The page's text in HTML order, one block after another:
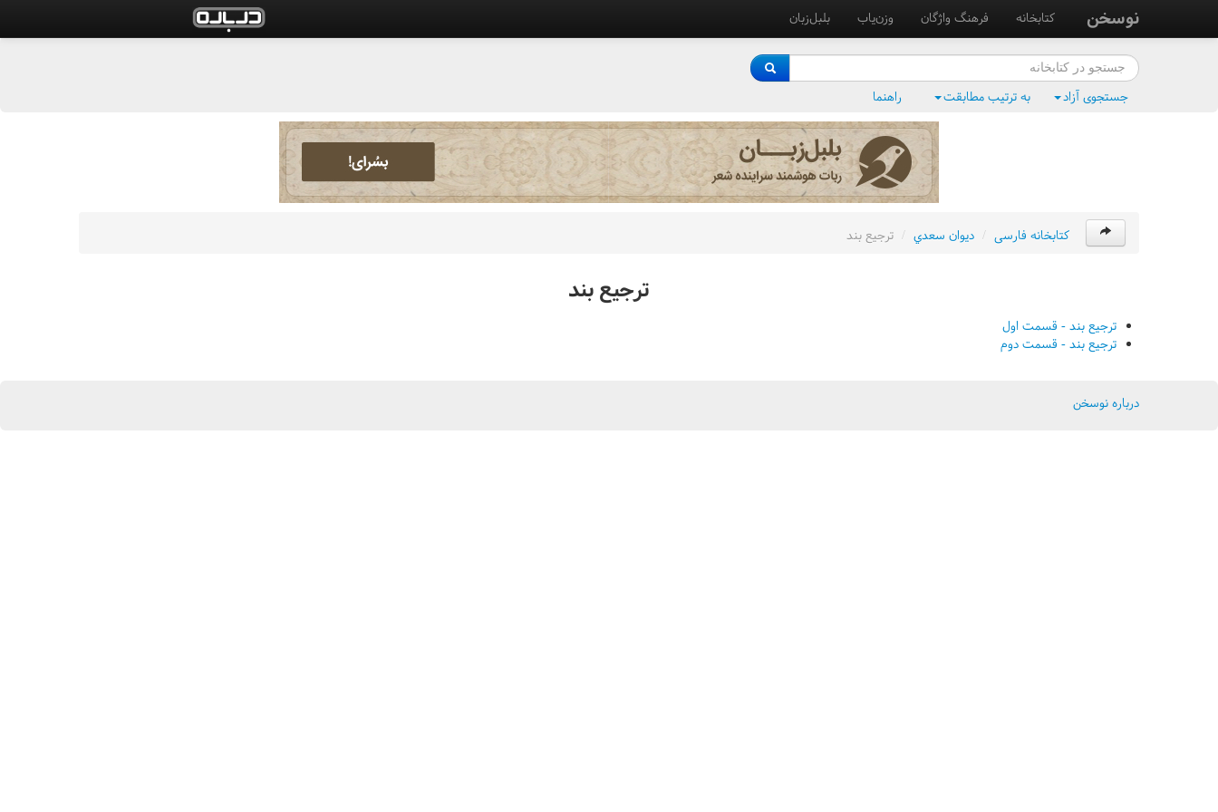
نوسخن کتابخانه فرهنگ واژگان وزن‌یاب بلبل‌زبان
جستجوی آزاد به ترتیب مطابقت راهنما
کتابخانه فارسی / ديوان سعدي / ترجيع بند
ترجيع بند
ترجيع بند - قسمت اول
ترجيع بند - قسمت دوم
درباره نوسخن